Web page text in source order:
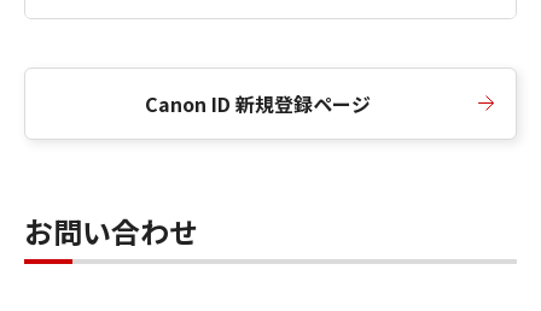
Canon ID 新規登録ページ
お問い合わせ